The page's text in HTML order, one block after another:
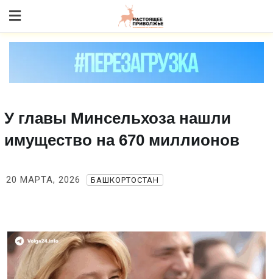
to content
У главы Минсельхоза нашли
имущество на 670 миллионов
20 МАРТА, 2026 БАШКОРТОСТАН